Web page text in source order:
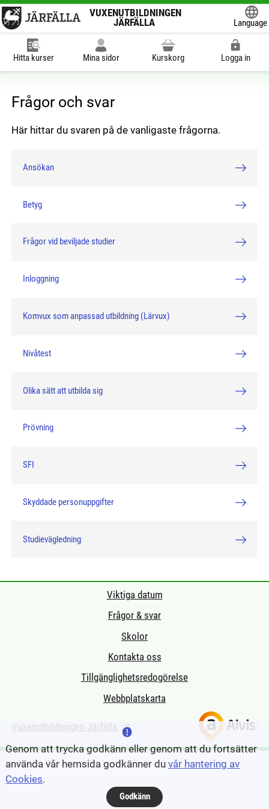
VUXENUTBILDNINGEN
JÄRFÄLLA
Language
Hitta kurser Mina sidor Kurskorg Logga in
Frågor och svar
Här hittar du svaren på de vanligaste frågorna.
Ansökan
Betyg
Frågor vid beviljade studier
Inloggning
Komvux som anpassad utbildning (Lärvux)
Nivåtest
Olika sätt att utbilda sig
Prövning
SFI
Skyddade personuppgifter
Studievägledning
Viktiga datum
Frågor & svar
Skolor
Kontakta oss
Tillgänglighetsredogörelse
Webbplatskarta
Vuxenutbildningen Järfälla (Länk till extern sida.)
Genom att trycka godkänn eller genom att du fortsätter
använda vår hemsida godkänner duvår hantering av
Cookies.
Godkänn